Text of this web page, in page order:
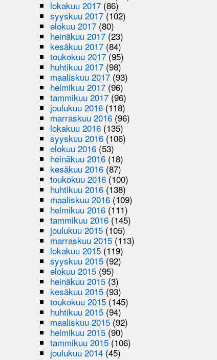
lokakuu 2017 (86)
syyskuu 2017(102)
elokuu 2017 (80)
heinäkuu 2017 (23)
kesäkuu 2017 (84)
toukokuu 2017(95)
huhtikuu 2017 (98)
maaliskuu 2017 (93)
helmikuu 2017 (96)
tammikuu 2017(96)
joulukuu 2016 (118)
marraskuu 2016 (96)
lokakuu 2016 (135)
syyskuu 2016(106)
elokuu 2016 (53)
heinäkuu 2016 (18)
kesäkuu 2016 (87)
toukokuu 2016(100)
huhtikuu 2016 (138)
maaliskuu 2016 (109)
helmikuu 2016 (111)
tammikuu 2016(145)
joulukuu 2015 (105)
marraskuu 2015 (113)
lokakuu 2015 (119)
syyskuu 2015(92)
elokuu 2015 (95)
heinäkuu 2015 (3)
kesäkuu 2015 (93)
toukokuu 2015(145)
huhtikuu 2015 (94)
maaliskuu 2015 (92)
helmikuu 2015 (90)
tammikuu 2015(106)
joulukuu 2014 (45)